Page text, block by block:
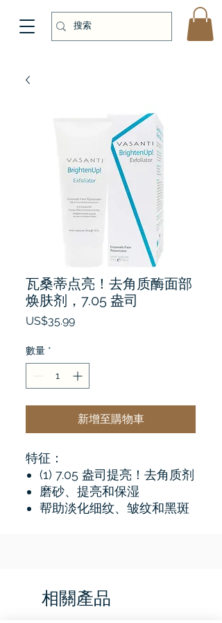
瓦桑蒂点亮！去角质酶面部
焕肤剂，7.05 盎司
US$35.99價
數量 *
新增至購物車
特征：
(1) 7.05 盎司提亮！去角质剂
磨砂、提亮和保湿
帮助淡化细纹、皱纹和黑斑
相關產品